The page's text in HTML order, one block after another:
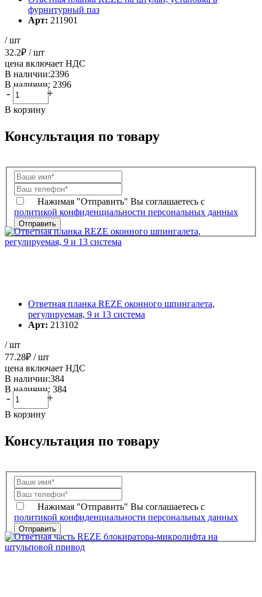
фурнитурный паз
Арт: 211901
/ шт
32.2₽ / шт
цена включает НДС
В наличии:2396
В наличии: 2396
- +
В корзину
Консультация по товару
Нажимая "Отправить" Вы соглашаетесь с
политикой конфиденциальности персональных данных
Ответная планка REZE оконного шпингалета,
регулируемая, 9 и 13 система
Арт: 213102
/ шт
77.28₽ / шт
цена включает НДС
В наличии:384
В наличии: 384
- +
В корзину
Консультация по товару
Нажимая "Отправить" Вы соглашаетесь с
политикой конфиденциальности персональных данных